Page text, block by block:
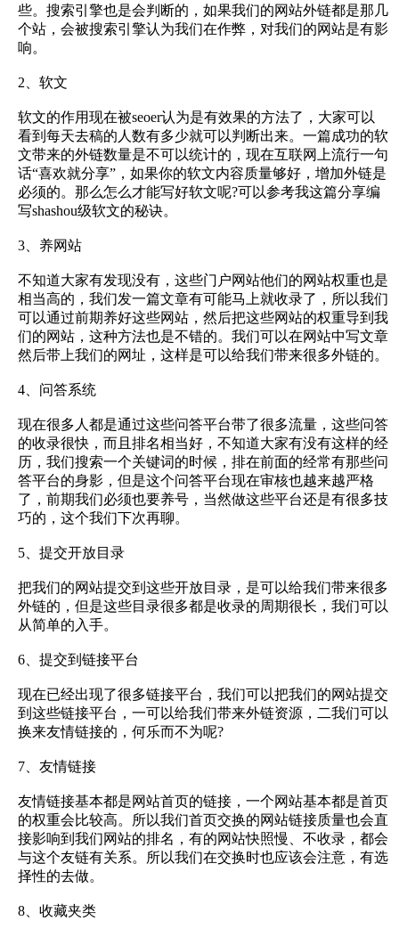
些。搜索引擎也是会判断的，如果我们的网站外链都是那几
个站，会被搜索引擎认为我们在作弊，对我们的网站是有影
响。
2、软文
软文的作用现在被seoer认为是有效果的方法了，大家可以
看到每天去稿的人数有多少就可以判断出来。一篇成功的软
文带来的外链数量是不可以统计的，现在互联网上流行一句
话“喜欢就分享”，如果你的软文内容质量够好，增加外链是
必须的。那么怎么才能写好软文呢?可以参考我这篇分享编
写shashou级软文的秘诀。
3、养网站
不知道大家有发现没有，这些门户网站他们的网站权重也是
相当高的，我们发一篇文章有可能马上就收录了，所以我们
可以通过前期养好这些网站，然后把这些网站的权重导到我
们的网站，这种方法也是不错的。我们可以在网站中写文章
然后带上我们的网址，这样是可以给我们带来很多外链的。
4、问答系统
现在很多人都是通过这些问答平台带了很多流量，这些问答
的收录很快，而且排名相当好，不知道大家有没有这样的经
历，我们搜索一个关键词的时候，排在前面的经常有那些问
答平台的身影，但是这个问答平台现在审核也越来越严格
了，前期我们必须也要养号，当然做这些平台还是有很多技
巧的，这个我们下次再聊。
5、提交开放目录
把我们的网站提交到这些开放目录，是可以给我们带来很多
外链的，但是这些目录很多都是收录的周期很长，我们可以
从简单的入手。
6、提交到链接平台
现在已经出现了很多链接平台，我们可以把我们的网站提交
到这些链接平台，一可以给我们带来外链资源，二我们可以
换来友情链接的，何乐而不为呢?
7、友情链接
友情链接基本都是网站首页的链接，一个网站基本都是首页
的权重会比较高。所以我们首页交换的网站链接质量也会直
接影响到我们网站的排名，有的网站快照慢、不收录，都会
与这个友链有关系。所以我们在交换时也应该会注意，有选
择性的去做。
8、收藏夹类